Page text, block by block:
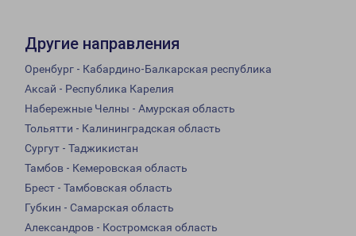
Другие направления
Оренбург - Кабардино-Балкарская республика
Аксай - Республика Карелия
Набережные Челны - Амурская область
Тольятти - Калининградская область
Сургут - Таджикистан
Тамбов - Кемеровская область
Брест - Тамбовская область
Губкин - Самарская область
Александров - Костромская область